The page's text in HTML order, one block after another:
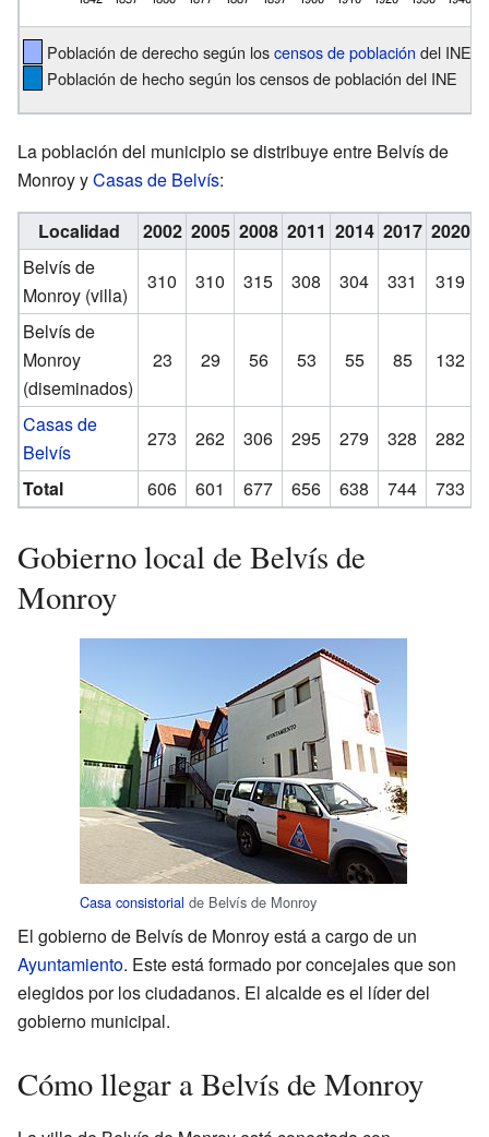
Población de derecho según loscensos de población del INE
Población de hecho según los censos de población del INE
La población del municipio se distribuye entre Belvís de
Monroy yCasas de Belvís:
Localidad 2002 2005 2008 2011 2014 2017 2020
Belvís de
Monroy (villa)
310 310 315 308 304 331
319
Belvís de
Monroy
(diseminados)
23 29 56 53 55 85 132
Casas de
Belvís
273 262 306 295 279 328
282
Total
606 601 677 656 638 744 733
Gobierno local de Belvís de
Monroy
Casa consistorial de Belvís de Monroy
El gobierno de Belvís de Monroy está a cargo de un
Ayuntamiento. Este está formado por concejales que son
elegidos por los ciudadanos. El alcalde es el líder del
gobierno municipal.
Cómo llegar a Belvís de Monroy